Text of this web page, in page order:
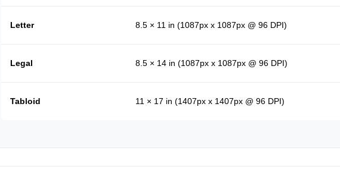
Letter 8.5 × 11 in (1087px x 1087px @ 96 DPI)
Legal 8.5 × 14 in (1087px x 1087px @ 96 DPI)
Tabloid 11 × 17 in (1407px x 1407px @ 96 DPI)